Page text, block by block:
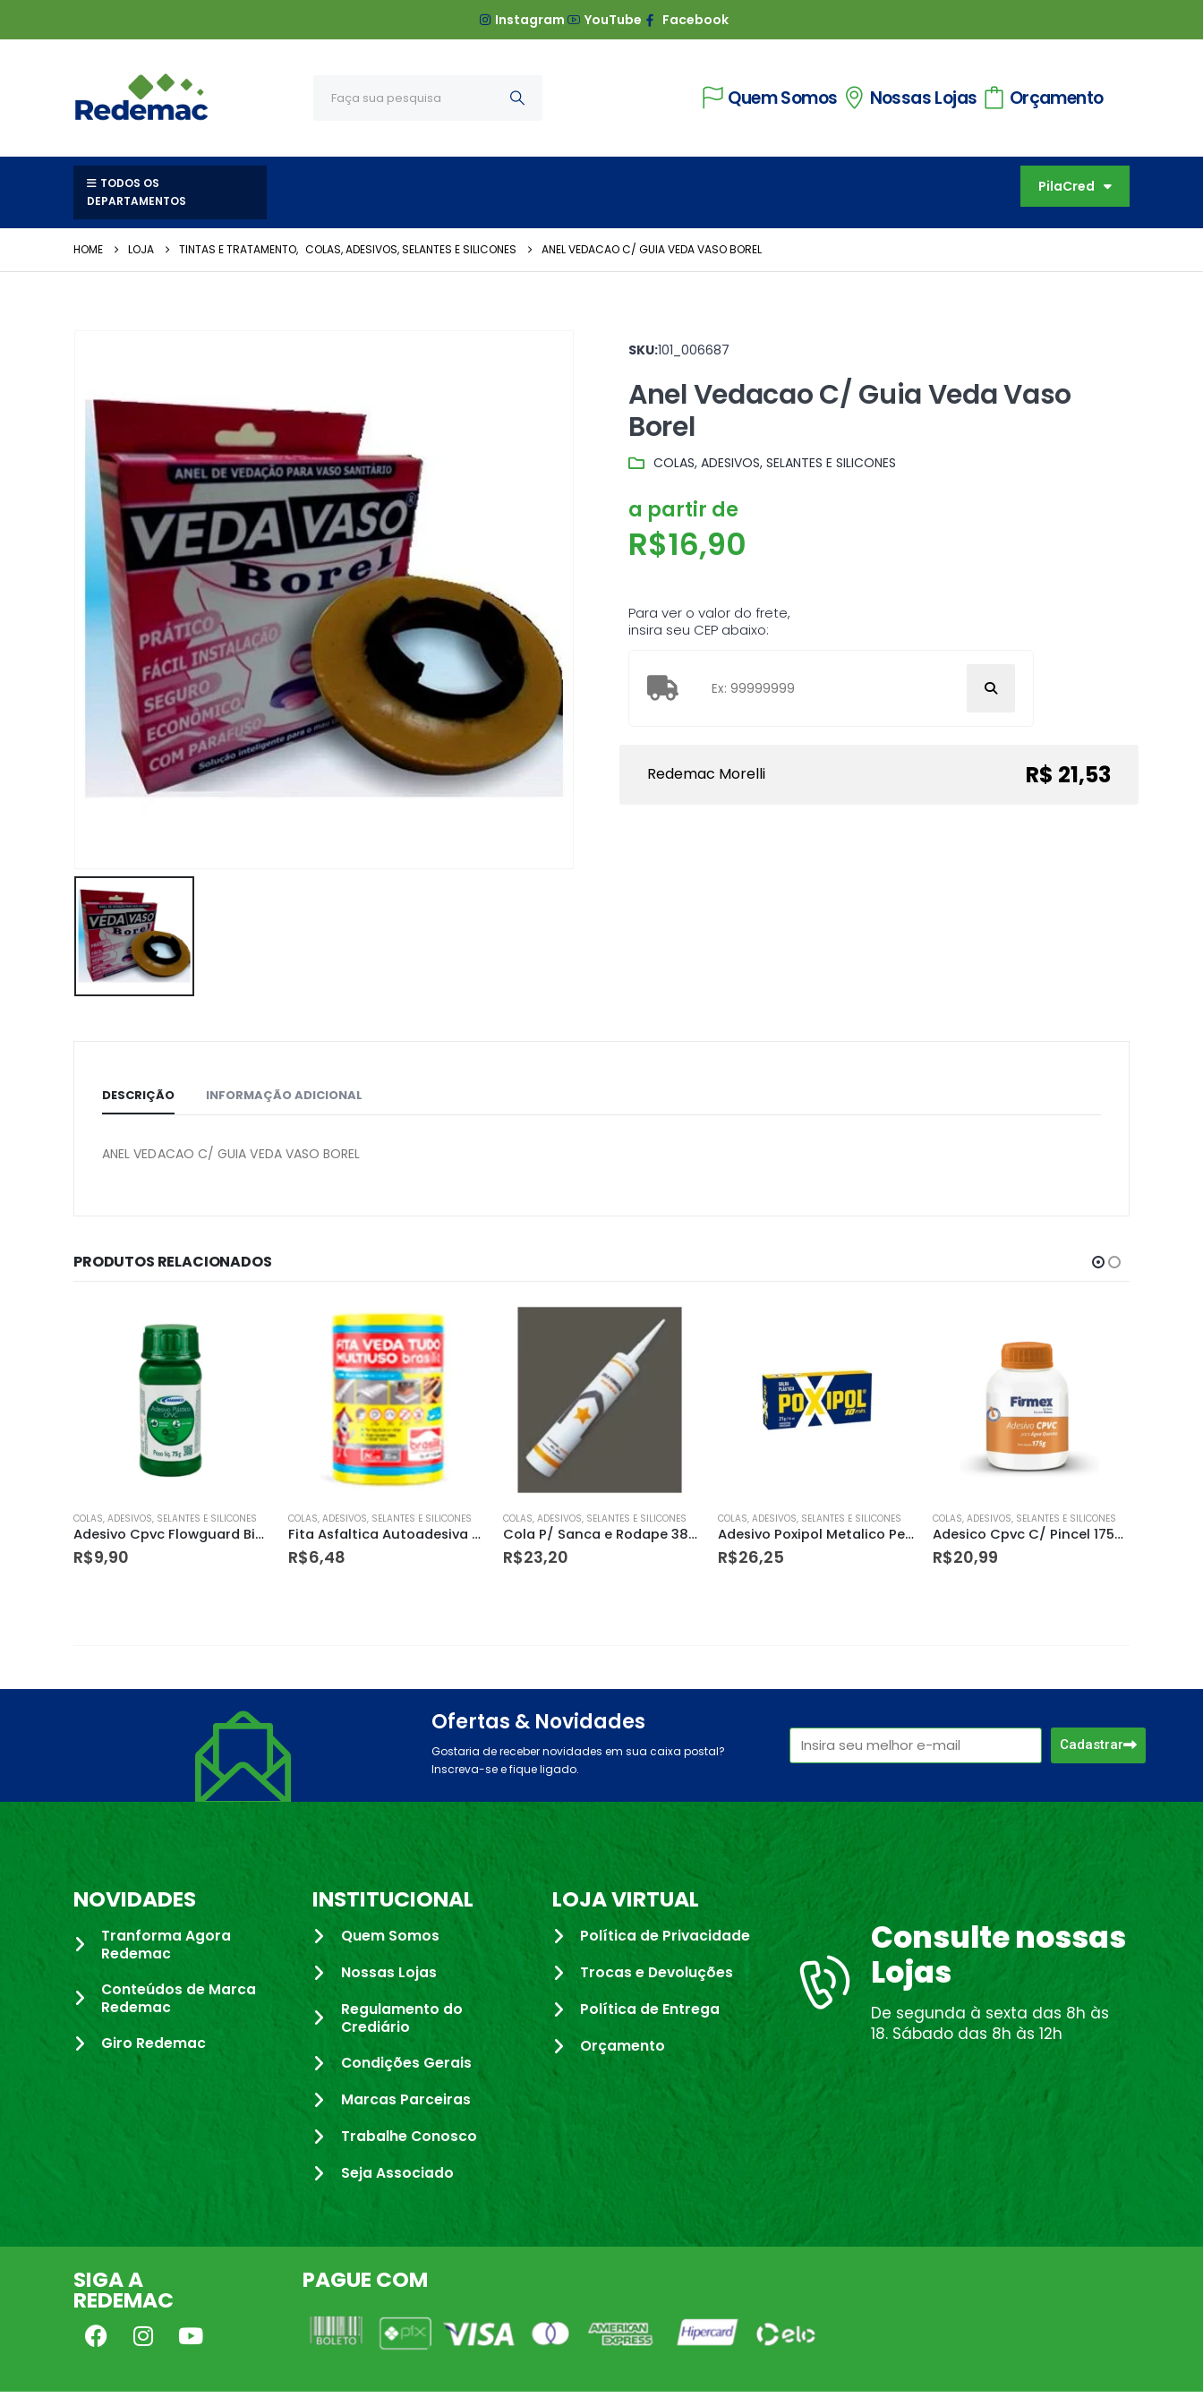
Instagram YouTube Facebook
Quem Somos Nossas Lojas Orçamento
TODOS OS
DEPARTAMENTOS
PilaCred
HOME LOJA TINTAS E TRATAMENTO, COLAS, ADESIVOS, SELANTES E SILICONES ANEL VEDACAO C/ GUIA VEDA VASO BOREL
SKU:101_006687
Anel Vedacao C/ Guia Veda Vaso
Borel
COLAS, ADESIVOS, SELANTES E SILICONES
a partir de
R$16,90
Para ver o valor do frete,
insira seu CEP abaixo:
Redemac Morelli R$ 21,53
DESCRIÇÃO INFORMAÇÃO ADICIONAL
ANEL VEDACAO C/ GUIA VEDA VASO BOREL
PRODUTOS RELACIONADOS
COLAS, ADESIVOS, SELANTES E SILICONES
Fita Asfaltica Autoadesiva Brasilit 20cm
R$6,48
COLAS, ADESIVOS, SELANTES E SILICONES
Cola P/ Sanca e Rodape 380g Homestar
R$23,20
COLAS, ADESIVOS, SELANTES E SILICONES
Adesivo Poxipol Metalico Pequeno
R$26,25
COLAS, ADESIVOS, SELANTES E SILICONES
Adesico Cpvc C/ Pincel 175g Firmex
R$20,99
COLAS, ADESIVOS, SELANTES E SILICONES
Massa Plastica Ultralight 495g
R$31,99
Ofertas & Novidades
Gostaria de receber novidades em sua caixa postal?
Inscreva-se e fique ligado.
Cadastrar
NOVIDADES
Tranforma Agora
Redemac
Conteúdos de Marca
Redemac
Giro Redemac
INSTITUCIONAL
Quem Somos
Nossas Lojas
Regulamento do
Crediário
Condições Gerais
Marcas Parceiras
Trabalhe Conosco
Seja Associado
LOJA VIRTUAL
Política de Privacidade
Trocas e Devoluções
Política de Entrega
Orçamento
Consulte nossas
Lojas
De segunda à sexta das 8h às
18. Sábado das 8h às 12h
SIGA A
REDEMAC
PAGUE COM